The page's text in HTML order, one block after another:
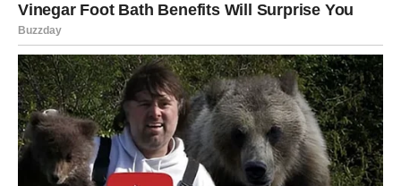
Ovan koji je nekada sumnjao sada veruje u svoju
vrednost.
Ovan koji je morao da se dokazuje sada zna da mu to više
nije potrebno.
Ta promena donosi mir koji niste dugo osetili.
Sudbina vraća dug onima koji su ostali hrabri čak i kada